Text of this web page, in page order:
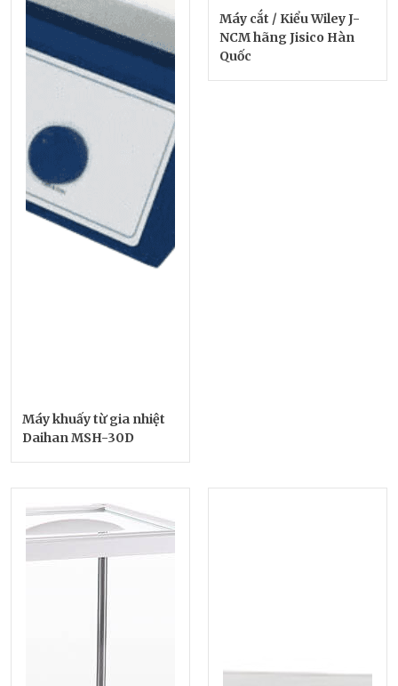
Máy khuấy từ gia nhiệt
Daihan MSH-30D
Máy cắt / Kiểu Wiley J-
NCM hãng Jisico Hàn
Quốc